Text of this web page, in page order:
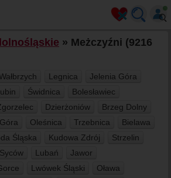
» Meżczyźni (9216
Legnica
Jelenia Góra
Świdnica
Bolesławiec
Dzierżoniów
Brzeg Dolny
Góra Oleśnica Trzebnica
Bielawa
Śląska Kudowa Zdrój
Strzelin
Syców Lubań
Jawor
Lwówek Śląski
Oława